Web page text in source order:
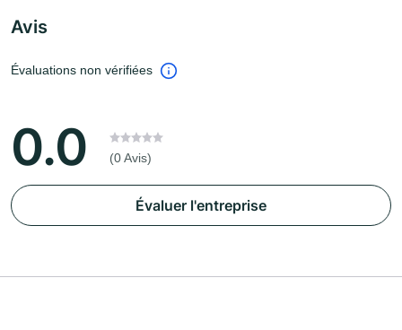
Avis
Évaluations non vérifiées
0.0 (0 Avis)
Évaluer l'entreprise